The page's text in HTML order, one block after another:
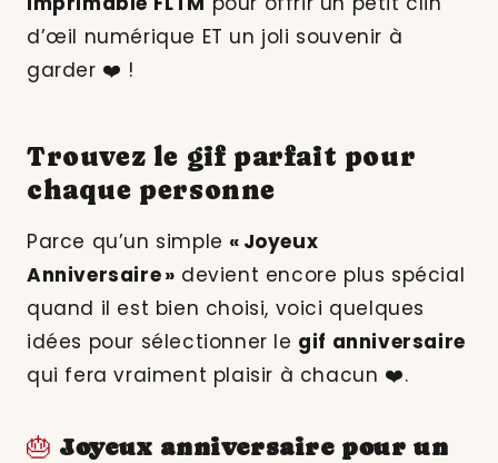
d’œil numérique ET un joli souvenir à
garder ❤️ !
Trouvez le gif parfait pour
chaque personne
Parce qu’un simple « Joyeux
Anniversaire » devient encore plus spécial
quand il est bien choisi, voici quelques
idées pour sélectionner le gif anniversaire
qui fera vraiment plaisir à chacun ❤️.
🎂 Joyeux anniversaire pour un